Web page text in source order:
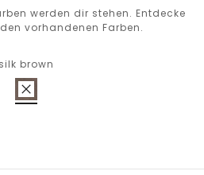
werden dir stehen. Entdecke
vorhandenen Farben.
silk brown